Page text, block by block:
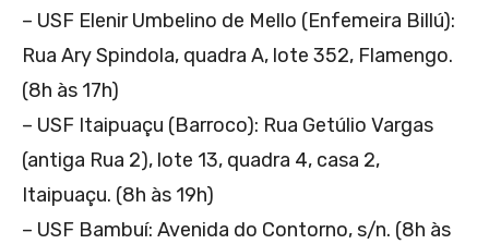
– USF Elenir Umbelino de Mello (Enfemeira Billú):
Rua Ary Spindola, quadra A, lote 352, Flamengo.
(8h às 17h)
– USF Itaipuaçu (Barroco): Rua Getúlio Vargas
(antiga Rua 2), lote 13, quadra 4, casa 2,
Itaipuaçu. (8h às 19h)
– USF Bambuí: Avenida do Contorno, s/n. (8h às